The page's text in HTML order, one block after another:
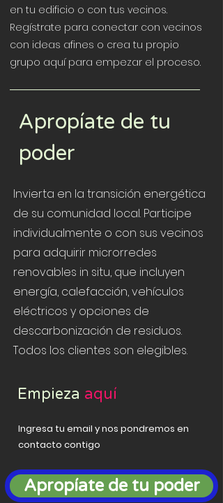
en tu edificio o con tus vecinos.
Regístrate para conectar con vecinos
con ideas afines o crea tu propio
grupo aquí para empezar el proceso.
Apropíate de tu
poder
Invierta en la transición energética
de su comunidad local. Participe
individualmente o con sus vecinos
para adquirir microrredes
renovables in situ, que incluyen
energía, calefacción, vehículos
eléctricos y opciones de
descarbonización de residuos.
Todos los clientes son elegibles.
Empieza aquí
Ingresa tu email y nos pondremos en
contacto contigo
Apropíate de tu poder